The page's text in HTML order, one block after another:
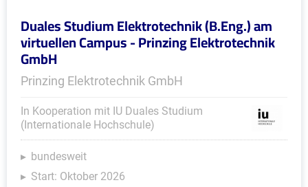
Duales Studium Elektrotechnik (B.Eng.) am
virtuellen Campus - Prinzing Elektrotechnik
GmbH
Prinzing Elektrotechnik GmbH
In Kooperation mit IU Duales Studium
(Internationale Hochschule)
bundesweit
Start: Oktober 2026